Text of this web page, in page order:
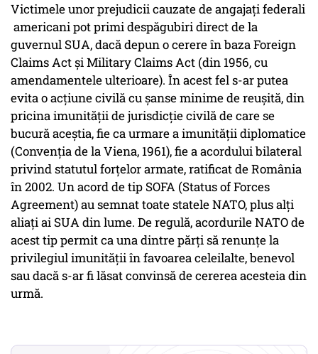
Victimele unor prejudicii cauzate de angajați federali
americani pot primi despăgubiri direct de la
guvernul SUA, dacă depun o cerere în baza Foreign
Claims Act şi Military Claims Act (din 1956, cu
amendamentele ulterioare). În acest fel s-ar putea
evita o acţiune civilă cu şanse minime de reuşită, din
pricina imunităţii de jurisdicţie civilă de care se
bucură aceștia, fie ca urmare a imunităţii diplomatice
(Convenţia de la Viena, 1961), fie a acordului bilateral
privind statutul forţelor armate, ratificat de România
în 2002. Un acord de tip SOFA (Status of Forces
Agreement) au semnat toate statele NATO, plus alţi
aliaţi ai SUA din lume. De regulă, acordurile NATO de
acest tip permit ca una dintre părţi să renunţe la
privilegiul imunităţii în favoarea celeilalte, benevol
sau dacă s-ar fi lăsat convinsă de cererea acesteia din
urmă.